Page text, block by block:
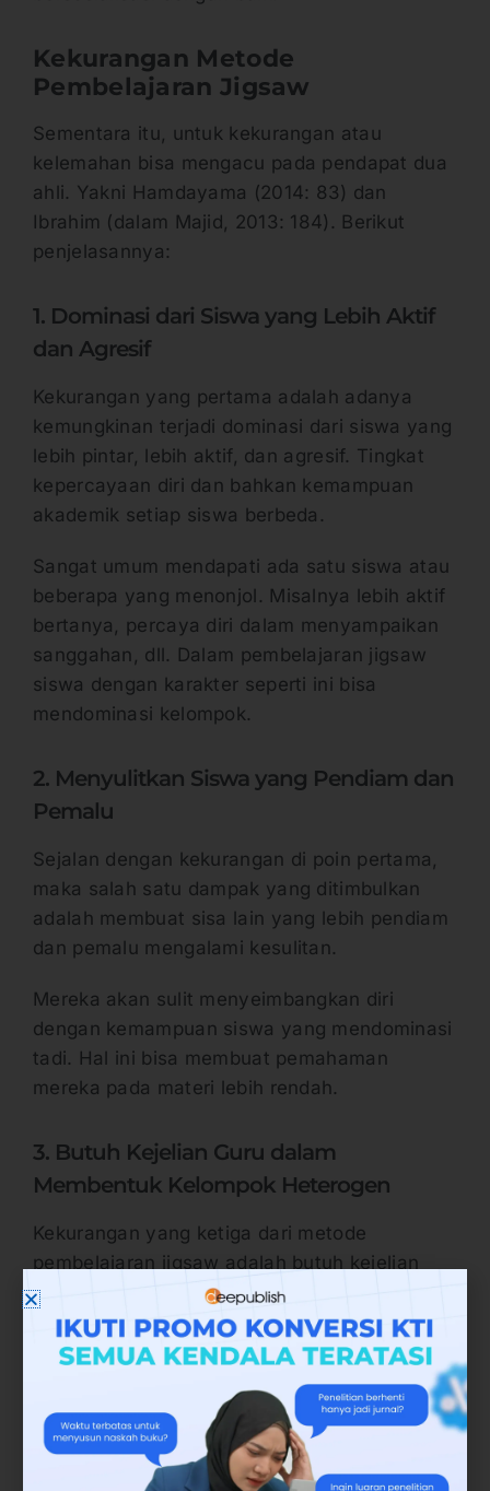
Kekurangan Metode
Pembelajaran Jigsaw
Sementara itu, untuk kekurangan atau
kelemahan bisa mengacu pada pendapat dua
ahli. Yakni Hamdayama (2014: 83) dan
Ibrahim (dalam Majid, 2013: 184). Berikut
penjelasannya:
1. Dominasi dari Siswa yang Lebih Aktif
dan Agresif
Kekurangan yang pertama adalah adanya
kemungkinan terjadi dominasi dari siswa yang
lebih pintar, lebih aktif, dan agresif. Tingkat
kepercayaan diri dan bahkan kemampuan
akademik setiap siswa berbeda.
Sangat umum mendapati ada satu siswa atau
beberapa yang menonjol. Misalnya lebih aktif
bertanya, percaya diri dalam menyampaikan
sanggahan, dll. Dalam pembelajaran jigsaw
siswa dengan karakter seperti ini bisa
mendominasi kelompok.
2. Menyulitkan Siswa yang Pendiam dan
Pemalu
Sejalan dengan kekurangan di poin pertama,
maka salah satu dampak yang ditimbulkan
adalah membuat sisa lain yang lebih pendiam
dan pemalu mengalami kesulitan.
Mereka akan sulit menyeimbangkan diri
dengan kemampuan siswa yang mendominasi
tadi. Hal ini bisa membuat pemahaman
mereka pada materi lebih rendah.
3. Butuh Kejelian Guru dalam
Membentuk Kelompok Heterogen
Kekurangan yang ketiga dari metode
pembelajaran jigsaw adalah butuh kejelian
tinggi dari guru dalam membentuk kelompok.
Kelompok tersebut perlu dipastikan
heterogen.
Adanya pertemuan antara siswa yang pintar
dan yang kurang, antara yang pendiam dan
yang penuh percaya diri, dan sebagainya.